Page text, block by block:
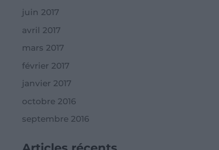
juin 2017
avril 2017
mars 2017
février 2017
janvier 2017
octobre 2016
septembre 2016